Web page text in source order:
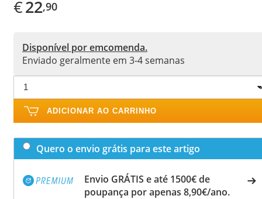
€22,90
Disponível por emcomenda.
Enviado geralmente em 3-4 semanas
ADICIONAR AO CARRINHO
Quero o envio grátis para este artigo
Envio GRÁTIS e até 1500€ de
poupança por apenas 8,90€/ano.